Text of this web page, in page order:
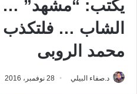
يكتب: “مشهد”
الشاب …
محمد الروبى
د.صفاء البيلي 28 نوفمبر، 2016